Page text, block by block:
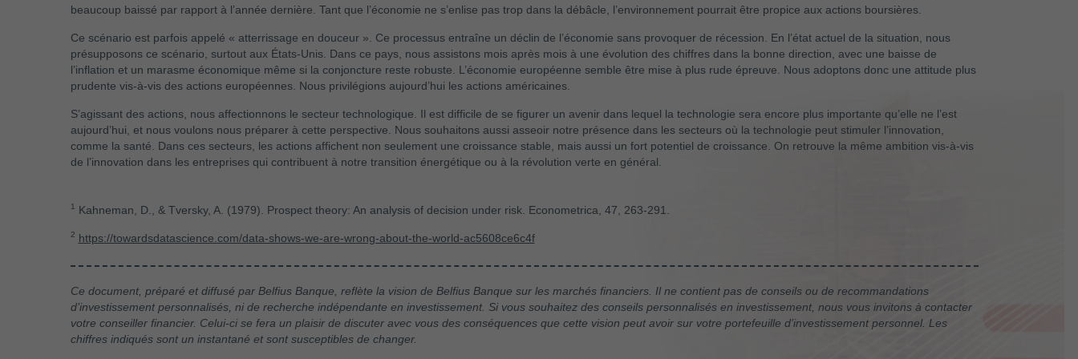
beaucoup baissé par rapport à l’année dernière. Tant que l’économie ne s’enlise pas trop dans la débâcle, l’environnement pourrait être propice aux actions boursières.
Ce scénario est parfois appelé « atterrissage en douceur ». Ce processus entraîne un déclin de l’économie sans provoquer de récession. En l’état actuel de la situation, nous
présupposons ce scénario, surtout aux États-Unis. Dans ce pays, nous assistons mois après mois à une évolution des chiffres dans la bonne direction, avec une baisse de
l’inflation et un marasme économique même si la conjoncture reste robuste. L’économie européenne semble être mise à plus rude épreuve. Nous adoptons donc une attitude plus
prudente vis-à-vis des actions européennes. Nous privilégions aujourd’hui les actions américaines.
S’agissant des actions, nous affectionnons le secteur technologique. Il est difficile de se figurer un avenir dans lequel la technologie sera encore plus importante qu’elle ne l’est
aujourd’hui, et nous voulons nous préparer à cette perspective. Nous souhaitons aussi asseoir notre présence dans les secteurs où la technologie peut stimuler l’innovation,
comme la santé. Dans ces secteurs, les actions affichent non seulement une croissance stable, mais aussi un fort potentiel de croissance. On retrouve la même ambition vis-à-vis
de l’innovation dans les entreprises qui contribuent à notre transition énergétique ou à la révolution verte en général.
1 Kahneman, D., & Tversky, A. (1979). Prospect theory: An analysis of decision under risk. Econometrica, 47, 263-291.
2 https://towardsdatascience.com/data-shows-we-are-wrong-about-the-world-ac5608ce6c4f
Ce document, préparé et diffusé par Belfius Banque, reflète la vision de Belfius Banque sur les marchés financiers. Il ne contient pas de conseils ou de recommandations
d’investissement personnalisés, ni de recherche indépendante en investissement. Si vous souhaitez des conseils personnalisés en investissement, nous vous invitons à contacter
votre conseiller financier. Celui-ci se fera un plaisir de discuter avec vous des conséquences que cette vision peut avoir sur votre portefeuille d’investissement personnel. Les
chiffres indiqués sont un instantané et sont susceptibles de changer.